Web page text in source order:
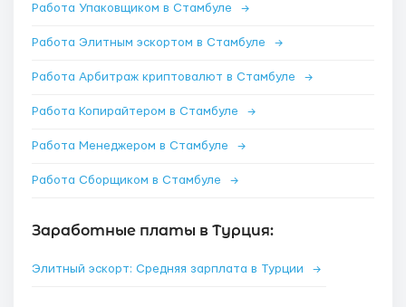
Работа Упаковщиком в Стамбуле →
Работа Элитным эскортом в Стамбуле →
Работа Арбитраж криптовалют в Стамбуле →
Работа Копирайтером в Стамбуле →
Работа Менеджером в Стамбуле →
Работа Сборщиком в Стамбуле →
Заработные платы в Турция:
Элитный эскорт: Средняя зарплата в Турции →